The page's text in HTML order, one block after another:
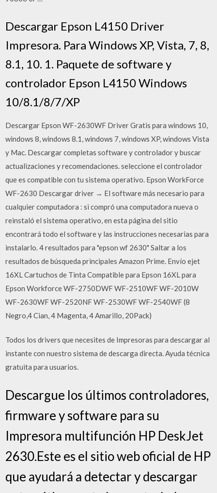
Descargar Epson L4150 Driver
Impresora. Para Windows XP, Vista, 7, 8,
8.1, 10. 1. Paquete de software y
controlador Epson L4150 Windows
10/8.1/8/7/XP
Descargar Epson WF-2630WF Driver Gratis para windows 10,
windows 8, windows 8.1, windows 7, windows XP, windows Vista
y Mac. Descargar completas software y controlador y buscar
actualizaciones y recomendaciones. seleccione el controlador
que es compatible con tu sistema operativo. Epson WorkForce
WF-2630 Descargar driver → El software más necesario para
cualquier computadora : si compró una computadora nueva o
reinstaló el sistema operativo, en esta página del sitio
encontrará todo el software y las instrucciones necesarias para
instalarlo. 4 resultados para "epson wf 2630" Saltar a los
resultados de búsqueda principales Amazon Prime. Envío ejet
16XL Cartuchos de Tinta Compatible para Epson 16XL para
Epson Workforce WF-2750DWF WF-2510WF WF-2010W
WF-2630WF WF-2520NF WF-2530WF WF-2540WF (8
Negro,4 Cian, 4 Magenta, 4 Amarillo, 20Pack)
Todos los drivers que necesites de Impresoras para descargar al
instante con nuestro sistema de descarga directa. Ayuda técnica
gratuita para usuarios.
Descargue los últimos controladores,
firmware y software para su
Impresora multifunción HP DeskJet
2630.Este es el sitio web oficial de HP
que ayudará a detectar y descargar